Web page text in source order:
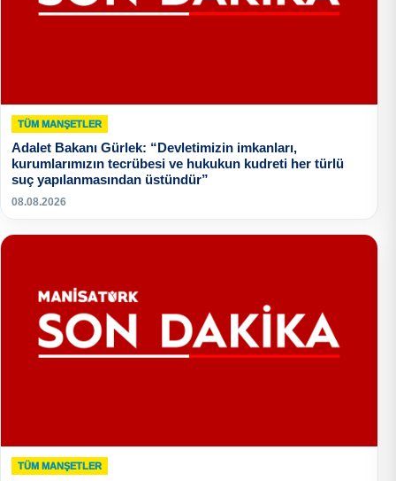
TÜM MANŞETLER
Adalet Bakanı Gürlek: “Devletimizin imkanları,
kurumlarımızın tecrübesi ve hukukun kudreti her türlü
suç yapılanmasından üstündür”
08.08.2026
TÜM MANŞETLER